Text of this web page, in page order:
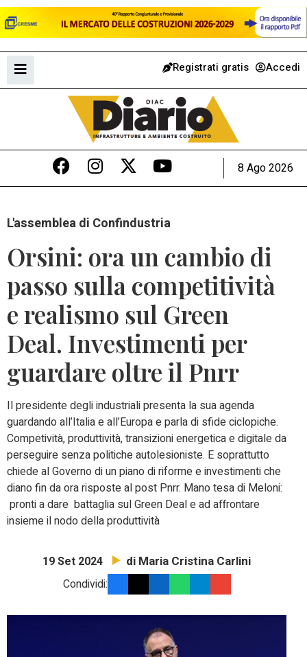
Registrati gratis Accedi
8 Ago 2026
L'assemblea di Confindustria
Orsini: ora un cambio di
passo sulla competitività
e realismo sul Green
Deal. Investimenti per
guardare oltre il Pnrr
Il presidente degli industriali presenta la sua agenda
guardando all’Italia e all’Europa e parla di sfide ciclopiche.
Competività, produttività, transizioni energetica e digitale da
perseguire senza politiche autolesioniste. E soprattutto
chiede al Governo di un piano di riforme e investimenti che
diano fin da ora risposte al post Pnrr. Mano tesa di Meloni:
pronti a dare battaglia sul Green Deal e ad affrontare
insieme il nodo della produttività
19 Set 2024 di Maria Cristina Carlini
Condividi: